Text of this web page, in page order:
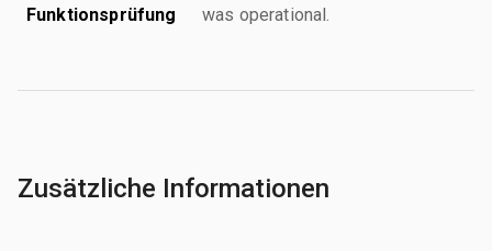
Funktionsprüfung
was operational.
Zusätzliche Informationen